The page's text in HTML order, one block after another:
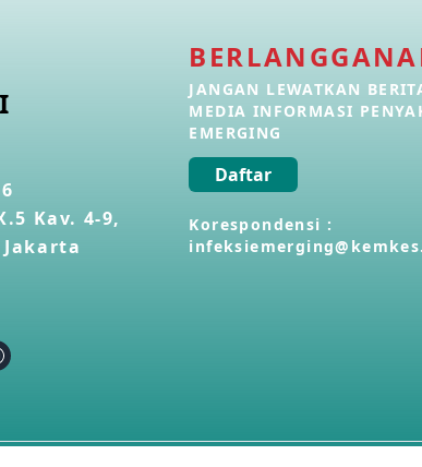
Kasus
Kav. 4-9,
JANGAN LEWATKAN
MEDIA INFORMASI
EMERGING
Daftar
Korespondensi :